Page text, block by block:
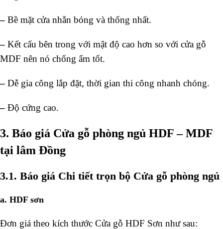
– Bề mặt cửa nhẵn bóng và thống nhất.
– Kết cấu bên trong với mật độ cao hơn so với cửa gỗ
MDF nên nó chống ẩm tốt.
– Dễ gia công lắp đặt, thời gian thi công nhanh chóng.
– Độ cứng cao.
3. Báo giá Cửa gỗ phòng ngủ HDF – MDF
tại lâm Đồng
3.1. Báo giá Chi tiết trọn bộ Cửa gỗ phòng ngủ
a. HDF sơn
Đơn giá theo kích thước Cửa gỗ HDF Sơn như sau: